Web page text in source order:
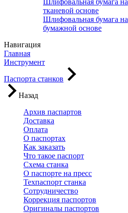
Шлифовальная бумага на
тканевой основе
Шлифовальная бумага на
бумажной основе
Навигация
Главная
Инструмент
Паспорта станков
Назад
Архив паспартов
Доставка
Оплата
О паспортах
Как заказать
Что такое паспорт
Схема станка
О паспорте на пресс
Техпаспорт станка
Сотрудничество
Коррекция паспортов
Оригиналы паспортов